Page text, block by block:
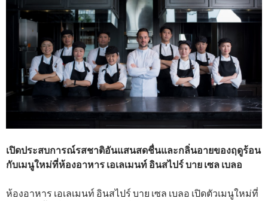
เปิดประสบการณ์รสชาติอันแสนสดชื่นและกลิ่นอายของฤดูร้อน
กับเมนูใหม่ที่ห้องอาหาร เอเลเมนท์ อินสไปร์ บาย เซล เบลอ
ห้องอาหาร เอเลเมนท์ อินสไปร์ บาย เซล เบลอ เปิดตัวเมนูใหม่ที่